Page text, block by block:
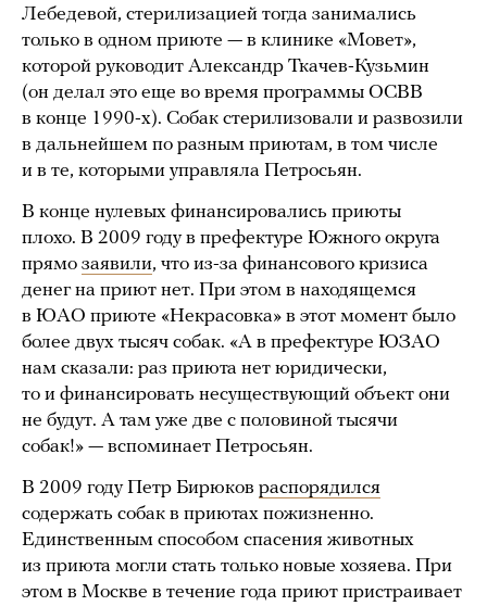
Лебедевой, стерилизацией тогда занимались
только в одном приюте — в клинике «Мовет»,
которой руководит Александр Ткачев-Кузьмин
(он делал это еще во время программы ОСВВ
в конце 1990-х). Собак стерилизовали и развозили
в дальнейшем по разным приютам, в том числе
и в те, которыми управляла Петросьян.
В конце нулевых финансировались приюты
плохо. В 2009 году в префектуре Южного округа
прямо заявили, что из-за финансового кризиса
денег на приют нет. При этом в находящемся
в ЮАО приюте «Некрасовка» в этот момент было
более двух тысяч собак. «А в префектуре ЮЗАО
нам сказали: раз приюта нет юридически,
то и финансировать несуществующий объект они
не будут. А там уже две с половиной тысячи
собак!» — вспоминает Петросьян.
В 2009 году Петр Бирюков распорядился
содержать собак в приютах пожизненно.
Единственным способом спасения животных
из приюта могли стать только новые хозяева. При
этом в Москве в течение года приют пристраивает